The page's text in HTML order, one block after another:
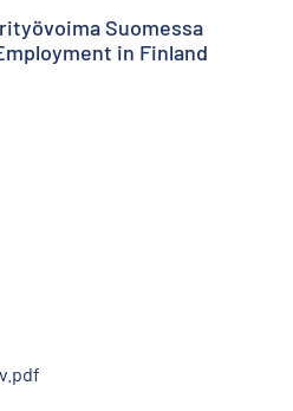
Suomessa
in Finland